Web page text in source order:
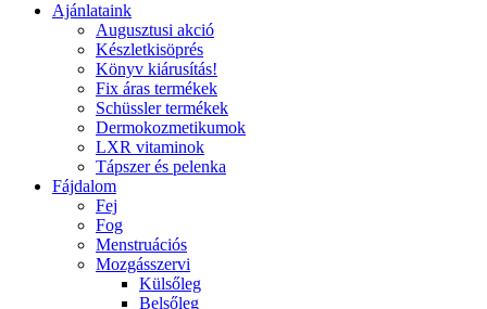
Ajánlataink
Augusztusi akció
Készletkisöprés
Könyv kiárusítás!
Fix áras termékek
Schüssler termékek
Dermokozmetikumok
LXR vitaminok
Tápszer és pelenka
Fájdalom
Fej
Fog
Menstruációs
Mozgásszervi
Külsőleg
Belsőleg